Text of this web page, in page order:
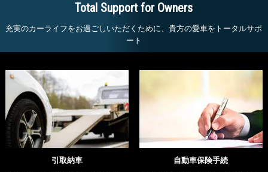
Total Support for Owners
充実のカーライフをお過ごしいただくために、貴方の愛車をトータルサポ
ート
引取納車
自動車保険手続